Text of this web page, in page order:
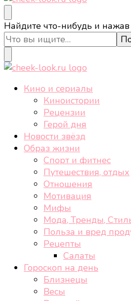
cheek-look.ru
Женский сайт о звездах и
здоровом образе жизни,
еде.
Ищите
что-
то?
Найдите что-нибудь и нажав
cheek-look.ru
Женский сайт о звездах и
здоровом образе жизни,
Кино и сериалы
Киноистории
Рецензии
Герой дня
Новости звёзд
Образ жизни
Спорт и фитнес
Путешествия, отдых
Отношения
Мотивация
Мифы
Мода, Тренды,
Польза и вред
Рецепты
Салаты
Гороскоп на день
Близнецы
Весы